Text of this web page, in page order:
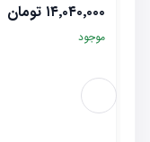
۱۴٬۰۴۰٬۰۰۰ تومان
موجود